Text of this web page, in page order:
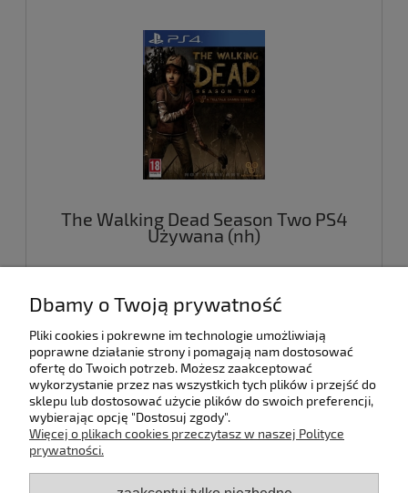
The Walking Dead Season Two PS4
Używana (nh)
do koszyka
Pomoc
Dbamy o Twoją prywatność
Pliki cookies i pokrewne im technologie umożliwiają
poprawne działanie strony i pomagają nam dostosować
ofertę do Twoich potrzeb. Możesz zaakceptować
wykorzystanie przez nas wszystkich tych plików i przejść do
sklepu lub dostosować użycie plików do swoich preferencji,
wybierając opcję "Dostosuj zgody".
Więcej o plikach cookies przeczytasz w naszej Polityce
prywatności.